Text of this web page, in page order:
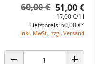
51,00 €
60,00 €
17,00 €/1 l
inkl. MwSt., zzgl. Versand
Tiefstpreis: 60,00 €*